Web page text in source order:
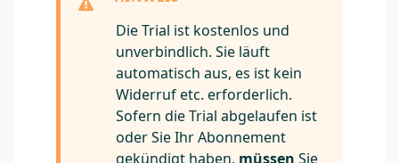
Die Trial ist kostenlos und
unverbindlich. Sie läuft
automatisch aus, es ist kein
Widerruf etc. erforderlich.
Sofern die Trial abgelaufen ist
oder Sie Ihr Abonnement
gekündigt haben, müssen Sie